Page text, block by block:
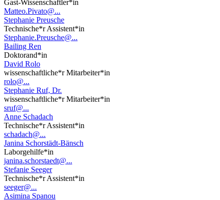
Gast-Wissenschaftler*in
Matteo.Pivato@...
Stephanie Preusche
Technische*r Assistent*in
Stephanie.Preusche@...
Bailing Ren
Doktorand*in
David Rolo
wissenschaftliche*r Mitarbeiter*in
rolo@...
Stephanie Ruf, Dr.
wissenschaftliche*r Mitarbeiter*in
sruf@...
Anne Schadach
Technische*r Assistent*in
schadach@...
Janina Schorstädt-Bänsch
Laborgehilfe*in
janina.schorstaedt@...
Stefanie Seeger
Technische*r Assistent*in
seeger@...
Asimina Spanou